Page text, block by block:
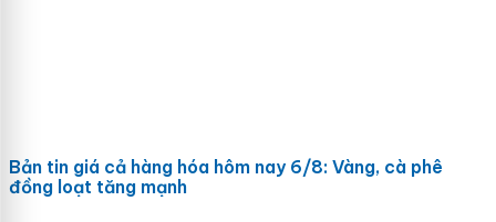
Bản tin giá cả hàng hóa hôm nay 6/8: Vàng, cà phê
đồng loạt tăng mạnh